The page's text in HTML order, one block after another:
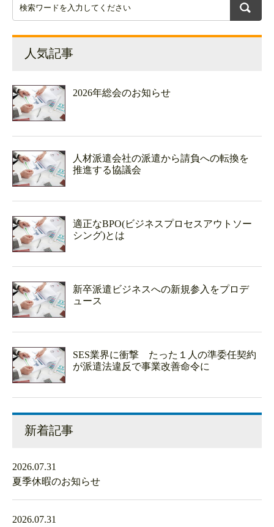
人気記事
2026年総会のお知らせ
人材派遣会社の派遣から請負への転換を
推進する協議会
適正なBPO(ビジネスプロセスアウトソー
シング)とは
新卒派遣ビジネスへの新規参入をプロデ
ュース
SES業界に衝撃 たった１人の準委任契約
が派遣法違反で事業改善命令に
新着記事
2026.07.31
夏季休暇のお知らせ
2026.07.31